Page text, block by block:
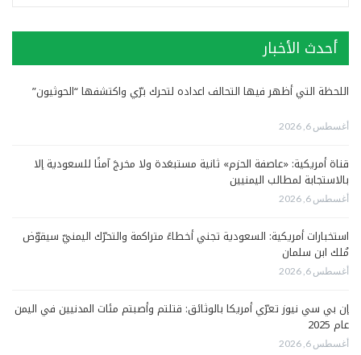
أحدث الأخبار
اللحظة التي أظهر فيها التحالف اعداده لتحرك برّي واكتشفها “الحوثيون”
أغسطس 6, 2026
قناة أمريكية: «عاصفة الحزم» ثانية مستبعَدة ولا مخرجَ آمنًا للسعودية إلا
بالاستجابة لمطالب اليمنيين
أغسطس 6, 2026
استخبارات أمريكية: السعودية تجني أخطاءً متراكمة والتحرّك اليمنيّ سيقوّض
مُلك ابن سلمان
أغسطس 6, 2026
إن بي سي نيوز تعرّي أمريكا بالوثائق: قتلتم وأصبتم مئات المدنيين في اليمن
عام 2025
أغسطس 6, 2026